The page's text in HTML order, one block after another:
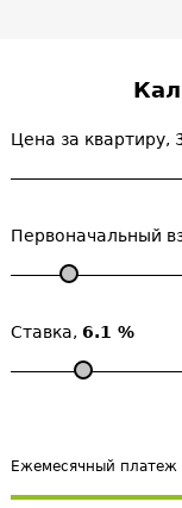
Цена за квартиру,
Первоначальный
Ставка, 6.1 %
Ежемесячный платеж